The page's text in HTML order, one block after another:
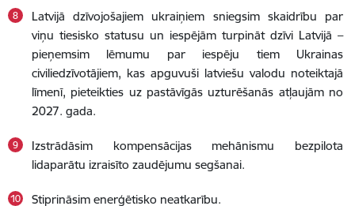
Latvijā dzīvojošajiem ukraiņiem sniegsim skaidrību par
viņu tiesisko statusu un iespējām turpināt dzīvi Latvijā –
pieņemsim lēmumu par iespēju tiem Ukrainas
civiliedzīvotājiem, kas apguvuši latviešu valodu noteiktajā
līmenī, pieteikties uz pastāvīgās uzturēšanās atļaujām no
2027. gada.
Izstrādāsim kompensācijas mehānismu bezpilota
lidaparātu izraisīto zaudējumu segšanai.
Stiprināsim enerģētisko neatkarību.